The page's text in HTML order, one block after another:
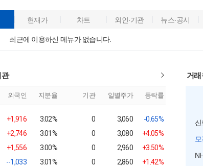
현재가 차트 외인·기관 뉴스·공시
최근에 이용하신 메뉴가 없습니다.
관
외국인 지분율 기관 일별주가 등락률
+1,916 3.02% 0 3,060
-0.65%
+2,746 3.01% 0 3,080
+4.05%
+1,556 3.00% 0 2,960
+3.50%
--1,033 3.01% 0 2,860
+1.42%
거